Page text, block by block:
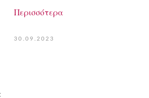
Περισσότερα
30.09.2023